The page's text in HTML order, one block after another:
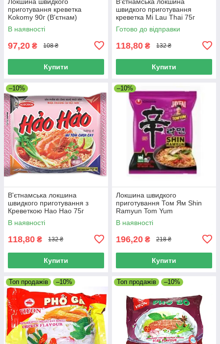
приготування креветка
Kokomy 90г (В'єтнам)
В наявності
97,20 ₴ 108 ₴
Купити
швидкого приготування
креветка Mi Lau Thai 75г
Готово до відправки
118,80 ₴ 132 ₴
Купити
–10%
В'єтнамська локшина
швидкого приготування з
Креветкою Hao Hao 75г
В наявності
118,80 ₴ 132 ₴
Купити
–10%
Локшина швидкого
приготування Том Ям Shin
Ramyun Tom Yum
NONGSHIM 123 г
В наявності
196,20 ₴ 218 ₴
Купити
Топ продажів –10% Топ продажів –10%